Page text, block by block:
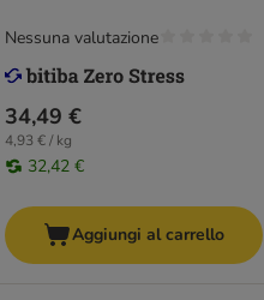
34,49 €
4,93 € / kg
32,42 €
Nessuna valutazione
Aggiungi al carrello